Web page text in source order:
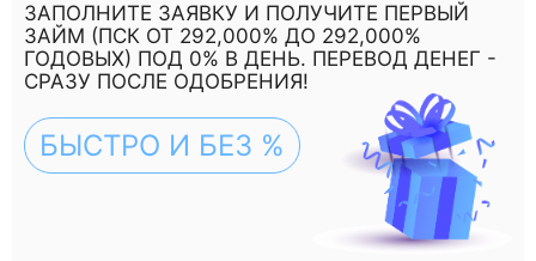
ЗАПОЛНИТЕ ЗАЯВКУ И ПОЛУЧИТЕ ПЕРВЫЙ
ЗАЙМ (ПСК ОТ 292,000% ДО 292,000%
ГОДОВЫХ) ПОД 0% В ДЕНЬ. ПЕРЕВОД ДЕНЕГ -
СРАЗУ ПОСЛЕ ОДОБРЕНИЯ!
БЫСТРО И БЕЗ %